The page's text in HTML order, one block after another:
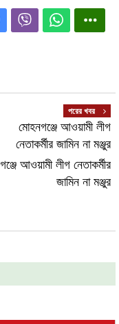
পরের খবর
আওয়ামী লীগ নেতাকর্মীর
জামিন না মঞ্জুর